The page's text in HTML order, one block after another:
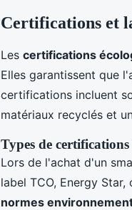
Certifications et
Les certifications
Elles garantissent que
certifications incluent
matériaux recyclés et
Types de
Lors de l'achat d'un
label TCO, Energy
normes